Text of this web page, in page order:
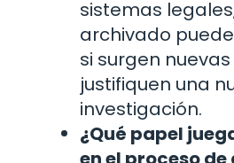
sistemas
archivado
si surgen
justifiquen una
investigación.
¿Qué papel